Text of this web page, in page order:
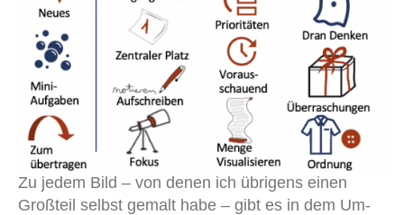
Zu jedem Bild – von denen ich übrigens einen
Großteil selbst gemalt habe – gibt es in dem Um-